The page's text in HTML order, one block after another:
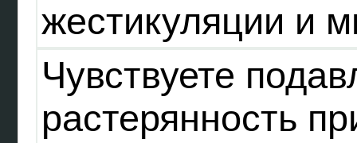
жестикуляции и
Чувствуете
растерянность